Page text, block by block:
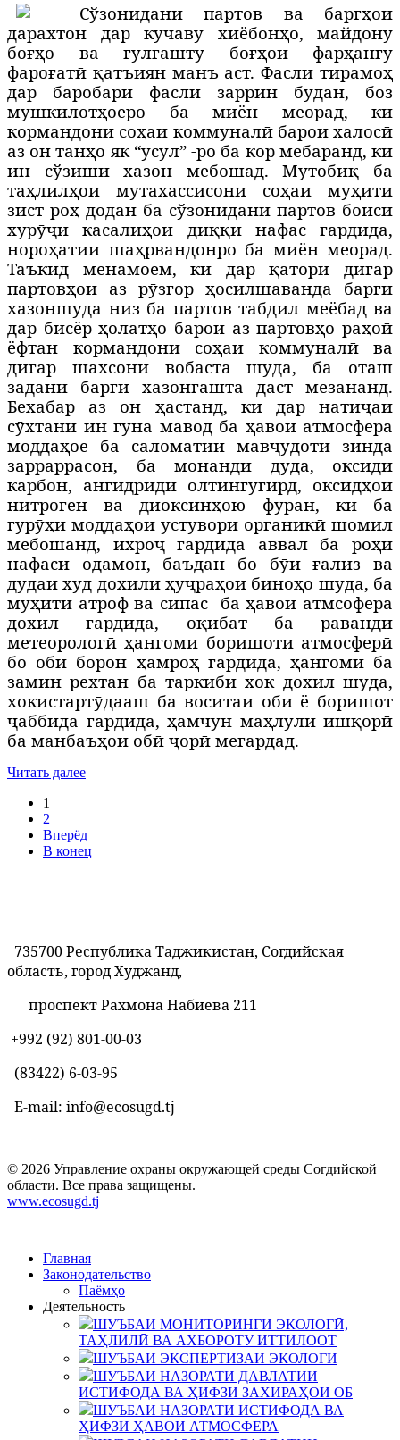
Сўзонидани партов ва баргҳои
дарахтон дар кӯчаву хиёбонҳо, майдону
боғҳо ва гулгашту боғҳои фарҳангу
фароғатӣ қатъиян манъ аст. Фасли тирамоҳ
дар баробари фасли заррин будан, боз
мушкилотҳоеро ба миён меорад, ки
кормандони соҳаи коммуналӣ барои халосӣ
аз он танҳо як “усул” -ро ба кор мебаранд, ки
ин сўзиши хазон мебошад. Мутобиқ ба
таҳлилҳои мутахассисони соҳаи муҳити
зист роҳ додан ба сўзонидани партов боиси
хурӯҷи касалиҳои диққи нафас гардида,
нороҳатии шаҳрвандонро ба миён меорад.
Таъкид менамоем, ки дар қатори дигар
партовҳои аз рӯзгор ҳосилшаванда барги
хазоншуда низ ба партов табдил меёбад ва
дар бисёр ҳолатҳо барои аз партовҳо раҳоӣ
ёфтан кормандони соҳаи коммуналӣ ва
дигар шахсони вобаста шуда, ба оташ
задани барги хазонгашта даст мезананд.
Бехабар аз он ҳастанд, ки дар натиҷаи
сӯхтани ин гуна мавод ба ҳавои атмосфера
моддаҳое ба саломатии мавҷудоти зинда
зарраррасон, ба монанди дуда, оксиди
карбон, ангидриди олтингӯгирд, оксидҳои
нитроген ва диоксинҳою фуран, ки ба
гурӯҳи моддаҳои устувори органикӣ шомил
мебошанд, ихроҷ гардида аввал ба роҳи
нафаси одамон, баъдан бо бӯи ғализ ва
дудаи худ дохили ҳуҷраҳои биноҳо шуда, ба
муҳити атроф ва сипас ба ҳавои атмсофера
дохил гардида, оқибат ба раванди
метеорологӣ ҳангоми боришоти атмосферӣ
бо оби борон ҳамроҳ гардида, ҳангоми ба
замин рехтан ба таркиби хок дохил шуда,
хокистартӯдааш ба воситаи оби ё боришот
ҷаббида гардида, ҳамчун маҳлули ишқорӣ
ба манбаъҳои обӣ ҷорӣ мегардад.
Читать далее
1
2
Вперёд
В конец
735700 Республика Таджикистан, Согдийская
область, город Худжанд,
проспект Рахмона Набиева 211
+992 (92) 801-00-03
(83422) 6-03-95
E-mail: info@ecosugd.tj
© 2026 Управление охраны окружающей среды Согдийской
области. Все права защищены.
www.ecosugd.tj
Главная
Законодательство
Паёмҳо
Деятельность
ШУЪБАИ МОНИТОРИНГИ ЭКОЛОГӢ,
ТАҲЛИЛӢ ВА АХБОРОТУ ИТТИЛООТ
ШУЪБАИ ЭКСПЕРТИЗАИ ЭКОЛОГӢ
ШУЪБАИ НАЗОРАТИ ДАВЛАТИИ
ИСТИФОДА ВА ҲИФЗИ ЗАХИРАҲОИ ОБ
ШУЪБАИ НАЗОРАТИ ИСТИФОДА ВА
ҲИФЗИ ҲАВОИ АТМОСФЕРА